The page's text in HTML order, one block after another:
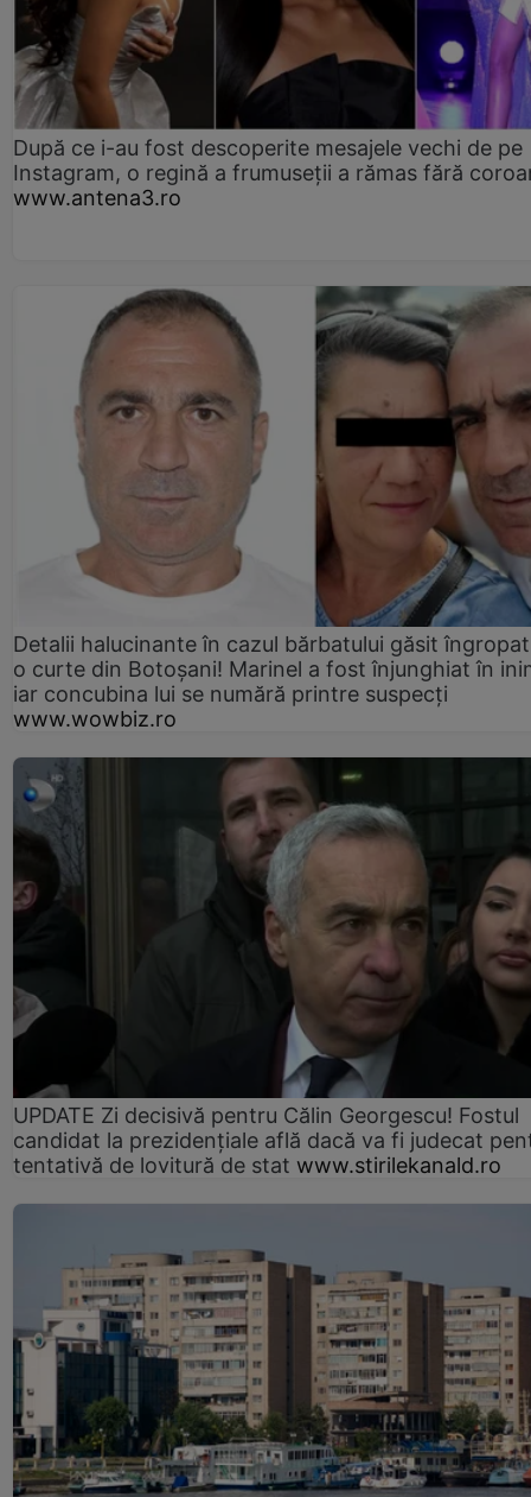
După ce i-au fost descoperite mesajele vechi de pe
Instagram, o regină a frumuseții a rămas fără
www.antena3.ro
Detalii halucinante în cazul bărbatului găsit
o curte din Botoșani! Marinel a fost înjunghiat în
iar concubina lui se numără printre suspecți
www.wowbiz.ro
UPDATE Zi decisivă pentru Călin Georgescu! Fostul
candidat la prezidențiale află dacă va fi judecat
tentativă de lovitură de stat www.stirilekanald.ro